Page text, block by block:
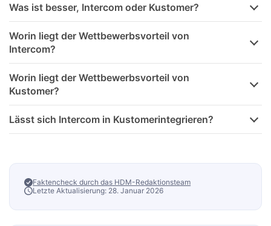
Was ist besser, Intercom oder Kustomer?
Worin liegt der Wettbewerbsvorteil von
Intercom?
Worin liegt der Wettbewerbsvorteil von
Kustomer?
Lässt sich Intercom in Kustomerintegrieren?
Faktencheck durch das HDM-Redaktionsteam
Letzte Aktualisierung: 28. Januar 2026